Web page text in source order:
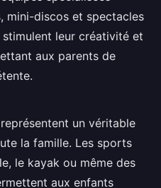
mini-discos et spectacles
leur créativité et
aux parents de
un véritable
la famille. Les sports
le kayak ou même des
aux enfants